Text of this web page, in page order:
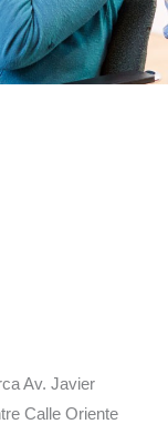
Av. Javier
Calle Oriente